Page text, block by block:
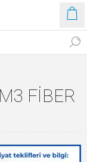
FIBER